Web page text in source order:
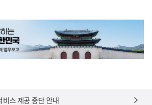
비스 제공 중단 안내